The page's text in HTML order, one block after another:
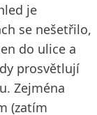
je
se nešetřilo,
do ulice a
prosvětlují
Zejména
(zatím